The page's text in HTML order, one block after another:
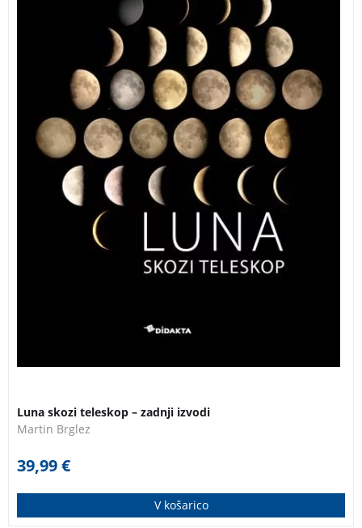
lahko rahlo poškodovana!
Luna skozi teleskop – zadnji izvodi
Martin Brglez
39,99€
V košarico